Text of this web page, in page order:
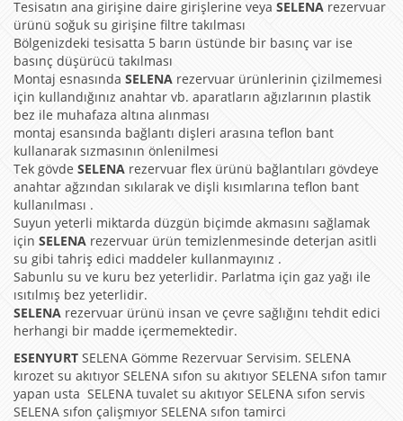
Tesisatın ana girişine daire girişlerine veya SELENA rezervuar
ürünü soğuk su girişine filtre takılması
Bölgenizdeki tesisatta 5 barın üstünde bir basınç var ise
basınç düşürücü takılması
Montaj esnasında SELENA rezervuar ürünlerinin çizilmemesi
için kullandığınız anahtar vb. aparatların ağızlarının plastik
bez ile muhafaza altına alınması
montaj esansında bağlantı dişleri arasına teflon bant
kullanarak sızmasının önlenilmesi
Tek gövde SELENA rezervuar flex ürünü bağlantıları gövdeye
anahtar ağzından sıkılarak ve dişli kısımlarına teflon bant
kullanılması .
Suyun yeterli miktarda düzgün biçimde akmasını sağlamak
için SELENA rezervuar ürün temizlenmesinde deterjan asitli
su gibi tahriş edici maddeler kullanmayınız .
Sabunlu su ve kuru bez yeterlidir. Parlatma için gaz yağı ile
ısıtılmış bez yeterlidir.
SELENA rezervuar ürünü insan ve çevre sağlığını tehdit edici
herhangi bir madde içermemektedir.
ESENYURT SELENA Gömme Rezervuar Servisim. SELENA
kırozet su akıtıyor SELENA sıfon su akıtıyor SELENA sıfon tamır
yapan usta SELENA tuvalet su akıtıyor SELENA sıfon servis
SELENA sıfon çalişmıyor SELENA sıfon tamirci